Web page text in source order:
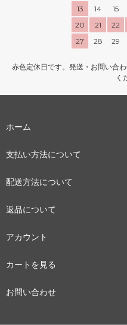
13
14 15
20
21 22
27
28 29
赤色定休日です。発送・お問い合
く
ホーム
支払い方法について
配送方法について
返品について
アカウント
カートを見る
お問い合わせ